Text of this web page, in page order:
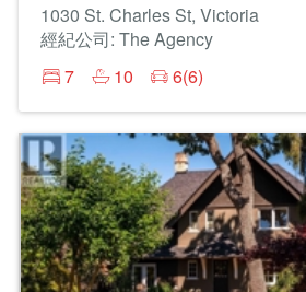
1030 St. Charles St, Victoria
經紀公司: The Agency
7
10 6(6)